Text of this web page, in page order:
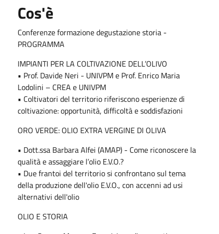
Cos'è
Conferenze formazione degustazione storia -
PROGRAMMA
IMPIANTI PER LA COLTIVAZIONE DELL’OLIVO
• Prof. Davide Neri - UNIVPM e Prof. Enrico Maria
Lodolini – CREA e UNIVPM
• Coltivatori del territorio riferiscono esperienze di
coltivazione: opportunità, difficoltà e soddisfazioni
ORO VERDE: OLIO EXTRA VERGINE DI OLIVA
• Dott.ssa Barbara Alfei (AMAP) - Come riconoscere la
qualità e assaggiare l’olio E.V.O.?
• Due frantoi del territorio si confrontano sul tema
della produzione dell'olio E.V.O., con accenni ad usi
alternativi dell'olio
OLIO E STORIA